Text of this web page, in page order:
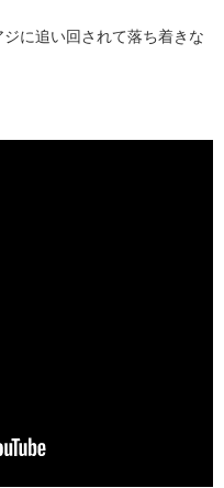
に追い回されて落ち着きな